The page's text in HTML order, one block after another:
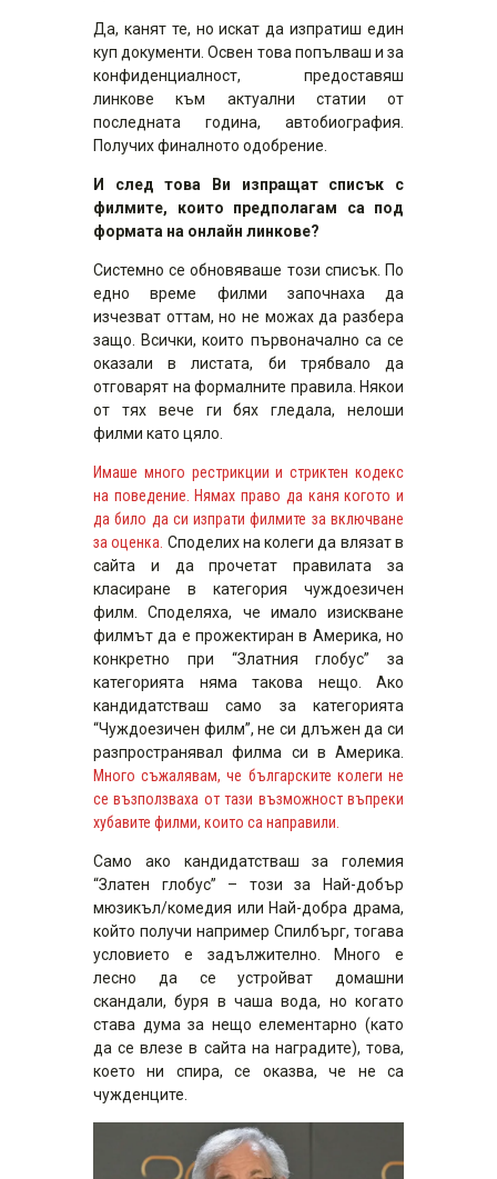
Да, канят те, но искат да изпратиш един
куп документи. Освен това попълваш и за
конфиденциалност, предоставяш
линкове към актуални статии от
последната година, автобиография.
Получих финалното одобрение.
И след това Ви изпращат списък с
филмите, които предполагам са под
формата на онлайн линкове?
Системно се обновяваше този списък. По
едно време филми започнаха да
изчезват оттам, но не можах да разбера
защо. Всички, които първоначално са се
оказали в листата, би трябвало да
отговарят на формалните правила. Някои
от тях вече ги бях гледала, нелоши
филми като цяло.
Имаше много рестрикции и стриктен кодекс
на поведение. Нямах право да каня когото и
да било да си изпрати филмите за включване
за оценка. Споделих на колеги да влязат в
сайта и да прочетат правилата за
класиране в категория чуждоезичен
филм. Споделяха, че имало изискване
филмът да е прожектиран в Америка, но
конкретно при “Златния глобус” за
категорията няма такова нещо. Ако
кандидатстваш само за категорията
“Чуждоезичен филм”, не си длъжен да си
разпространявал филма си в Америка.
Много съжалявам, че българските колеги не
се възползваха от тази възможност въпреки
хубавите филми, които са направили.
Само ако кандидатстваш за големия
“Златен глобус” – този за Най-добър
мюзикъл/комедия или Най-добра драма,
който получи например Спилбърг, тогава
условието е задължително. Много е
лесно да се устройват домашни
скандали, буря в чаша вода, но когато
става дума за нещо елементарно (като
да се влезе в сайта на наградите), това,
което ни спира, се оказва, че не са
чужденците.